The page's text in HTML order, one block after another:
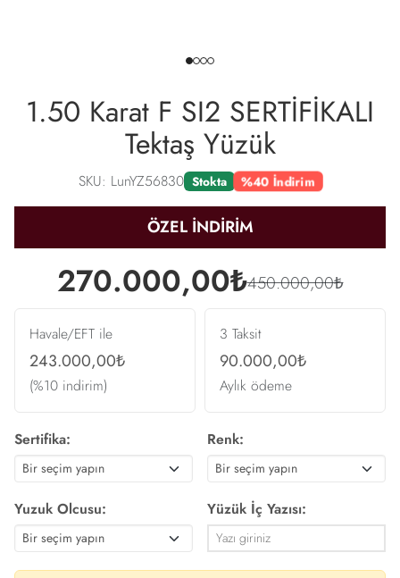
1.50 Karat F SI2 SERTİFİKALI
Tektaş Yüzük
SKU: LunYZ56830 Stokta %40 İndirim
ÖZEL İNDİRİM
270.000,00₺450.000,00₺
Havale/EFT ile
243.000,00₺
(%10 indirim)
3 Taksit
90.000,00₺
Aylık ödeme
Sertifika: Renk:
Yuzuk Olcusu: Yüzük İç Yazısı: